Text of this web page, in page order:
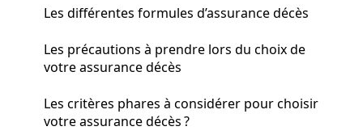
Les différentes formules d’assurance décès
Les précautions à prendre lors du choix de
votre assurance décès
Les critères phares à considérer pour choisir
votre assurance décès ?